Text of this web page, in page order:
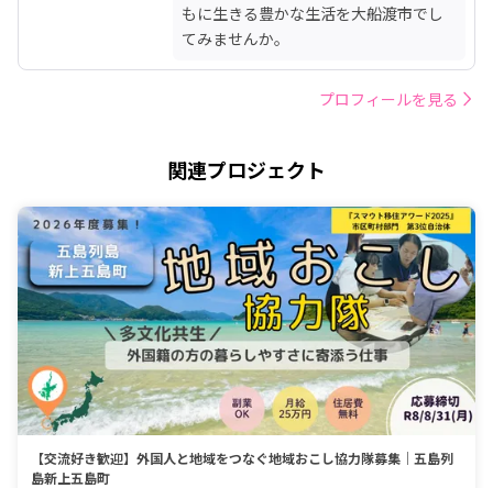
もに生きる豊かな生活を大船渡市でし
てみませんか。
プロフィールを見る
関連プロジェクト
【交流好き歓迎】外国人と地域をつなぐ地域おこし協力隊募集｜五島列
島新上五島町